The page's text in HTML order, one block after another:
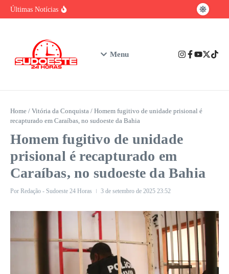
Ir para o conteúdo
Últimas Notícias
Nubank assume o posto de maior instituição
financeira privada do Brasil em número de
Menu
Home / Vitória da Conquista / Homem fugitivo de unidade prisional é
recapturado em Caraíbas, no sudoeste da Bahia
Homem fugitivo de unidade
prisional é recapturado em
Caraíbas, no sudoeste da Bahia
Por Redação - Sudoeste 24 Horas 3 de setembro de 2025 23:52